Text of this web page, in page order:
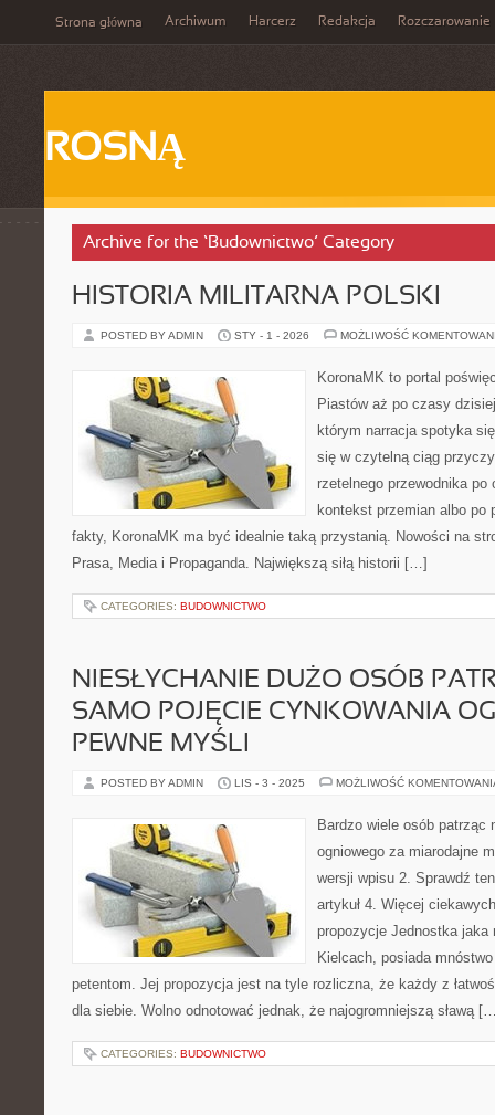
Strona główna Archiwum Harcerz Redakcja Rozczarowanie
ROSNĄ
Archive for the ‘Budownictwo’ Category
HISTORIA MILITARNA POLSKI
POSTED BY ADMIN STY - 1 - 2026 MOŻLIWOŚĆ
KoronaMK to portal
Piastów aż po czasy
którym narracja spotyka
się w czytelną ciąg
rzetelnego przewodnika
kontekst przemian albo po
fakty, KoronaMK ma być idealnie taką przystanią. Nowości na
Prasa, Media i Propaganda. Największą siłą historii […]
CATEGORIES: BUDOWNICTWO
NIESŁYCHANIE DUŻO OSÓB
SAMO POJĘCIE CYNKOWANIA
PEWNE MYŚLI
POSTED BY ADMIN LIS - 3 - 2025 MOŻLIWOŚĆ
Bardzo wiele osób patrząc
ogniowego za miarodajne
wersji wpisu 2. Sprawdź
artykuł 4. Więcej
propozycje Jednostka jaka
Kielcach, posiada
petentom. Jej propozycja jest na tyle rozliczna, że każdy z
dla siebie. Wolno odnotować jednak, że najogromniejszą sławą
CATEGORIES: BUDOWNICTWO